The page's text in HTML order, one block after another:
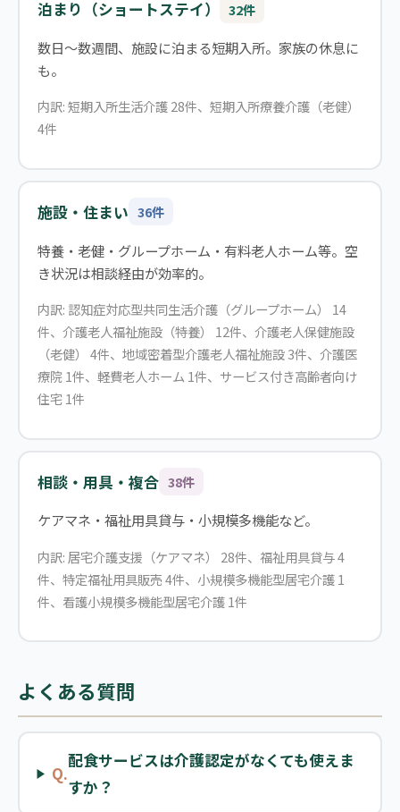
泊まり（ショートステイ） 32件
数日〜数週間、施設に泊まる短期入所。家族の休息に
も。
内訳: 短期入所生活介護 28件、短期入所療養介護（老健）
4件
施設・住まい 36件
特養・老健・グループホーム・有料老人ホーム等。空
き状況は相談経由が効率的。
内訳: 認知症対応型共同生活介護（グループホーム） 14
件、介護老人福祉施設（特養） 12件、介護老人保健施設
（老健） 4件、地域密着型介護老人福祉施設 3件、介護医
療院 1件、軽費老人ホーム 1件、サービス付き高齢者向け
住宅 1件
相談・用具・複合 38件
ケアマネ・福祉用具貸与・小規模多機能など。
内訳: 居宅介護支援（ケアマネ） 28件、福祉用具貸与 4
件、特定福祉用具販売 4件、小規模多機能型居宅介護 1
件、看護小規模多機能型居宅介護 1件
よくある質問
Q.
配食サービスは介護認定がなくても使えま
すか？